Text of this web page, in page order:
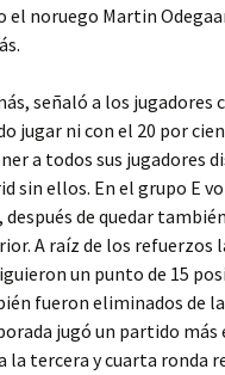
el noruego Martin
señaló a los
jugar ni con el 20 por
a todos sus jugadores
sin ellos. En el grupo E
después de quedar
A raíz de los
un punto de 15
fueron eliminados de
jugó un partido más
la tercera y cuarta ronda